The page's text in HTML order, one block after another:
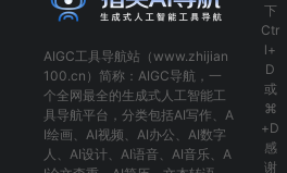
AIGC工具导航站（www.zhijian
100.cn）简称： AIGC导航 ，一
个全网最全的生成式人工智能工
具导航平台，分类包括AI写作 、 A
I绘画 、 AI视频 、 AI办公 、 AI数字
人 、 AI设计、 AI语音、 AI音乐、 A
下
Ctr
l+
D
或
⌘
+D
感
谢